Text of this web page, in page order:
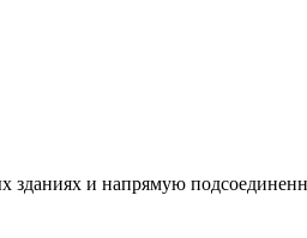
зданиях и напрямую